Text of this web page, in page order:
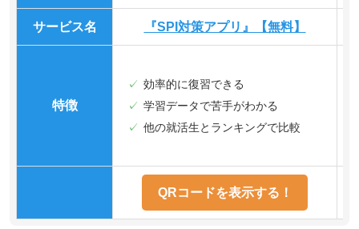
サービス名 『SPI対策アプリ』【無料】
特徴
効率的に復習できる
学習データで苦手がわかる
他の就活生とランキングで比較
QRコードを表示する！